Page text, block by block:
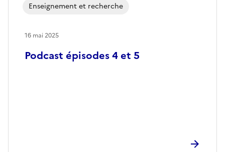
Podcast épisodes 4 et 5
Enseignement et recherche
16 mai 2025